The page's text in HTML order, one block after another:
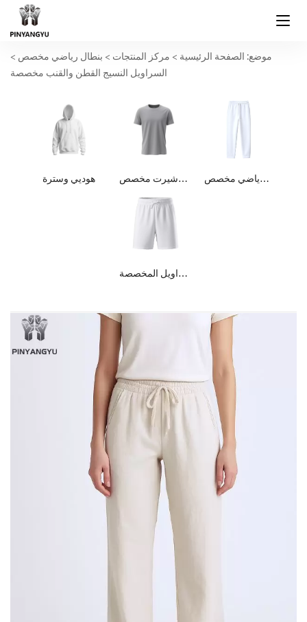
موضع: الصفحة الرئيسية > مركز المنتجات > بنطال رياضي مخصص >
السراويل النسيج القطن والقنب مخصصة
هوديي وسترة تي شيرت مخصص بنطال رياضي مخصص
السراويل المخصصة